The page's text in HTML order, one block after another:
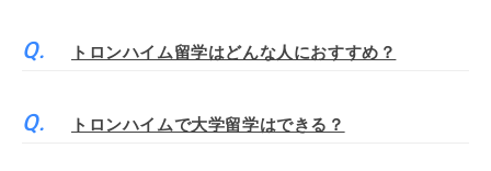
トロンハイム留学はどんな人におすすめ？
トロンハイムで大学留学はできる？